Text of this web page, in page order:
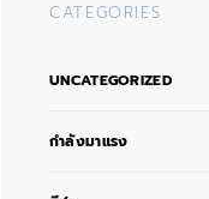
CATEGORIES
UNCATEGORIZED
กำลังมาแรง